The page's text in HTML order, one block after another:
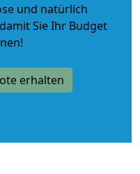
und natürlich
Sie Ihr Budget
erhalten